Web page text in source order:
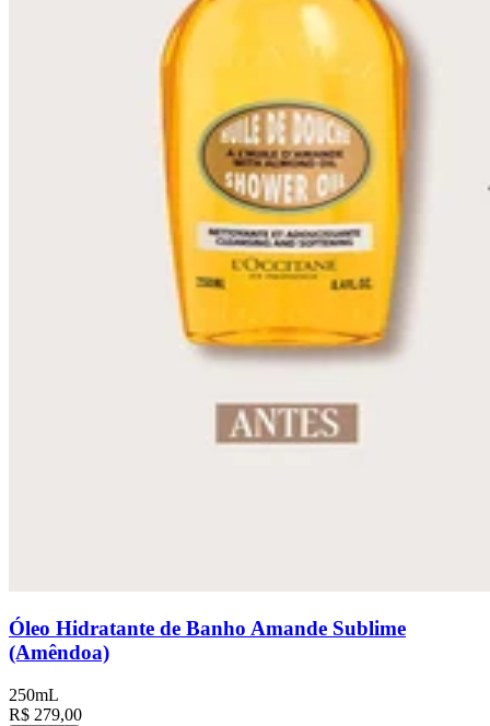
Óleo Hidratante de Banho Amande Sublime
(Amêndoa)
250mL
R$ 279,00